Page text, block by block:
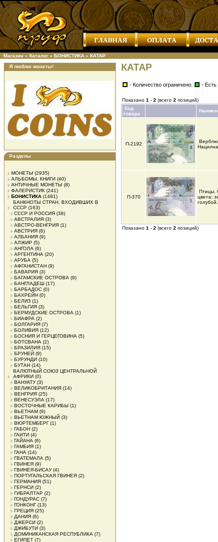
Магазин » Каталог » БОНИСТИКА » КАТАР
Я люблю монеты!
Разделы
МОНЕТЫ (2935)
АЛЬБОМЫ, КНИГИ (40)
АНТИЧНЫЕ МОНЕТЫ (8)
ФАЛЕРИСТИК (241)
БОНИСТИКА (1481)
БАНКНОТЫ СТРАН, ВХОДИВШИХ В
СССР (163)
СССР И РОССИЯ (38)
АВСТРАЛИЯ (3)
АВСТРО-ВЕНГРИЯ (1)
АВСТРИЯ (6)
АЛБАНИЯ (9)
АЛЖИР (5)
АНГОЛА (6)
АРГЕНТИНА (20)
АРУБА (5)
АФГАНИСТАН (9)
БАВАРИЯ (3)
БАГАМСКИЕ ОСТРОВА (9)
БАНГЛАДЕШ (17)
БАРБАДОС (0)
БАХРЕЙН (0)
БЕЛИЗ (1)
БЕЛЬГИЯ (3)
БЕРМУДСКИЕ ОСТРОВА (1)
БИАФРА (2)
БОЛГАРИЯ (7)
БОЛИВИЯ (12)
БОСНИЯ И ГЕРЦЕГОВИНА (5)
БОТСВАНА (2)
БРАЗИЛИЯ (15)
БРУНЕЙ (9)
БУРУНДИ (10)
БУТАН (14)
ВАЛЮТНЫЙ СОЮЗ ЦЕНТРАЛЬНОЙ
АФРИКИ (0)
ВАНУАТУ(3)
ВЕЛИКОБРИТАНИЯ (14)
ВЕНГРИЯ (25)
ВЕНЕСУЭЛА (17)
ВОСТОЧНЫЕ КАРИБЫ (1)
ВЬЕТНАМ (9)
ВЬЕТНАМ ЮЖНЫЙ (3)
ВЮРТЕМБЕРГ(1)
ГАБОН (2)
ГАИТИ (4)
ГАЙАНА (6)
ГАМБИЯ (1)
ГАНА (14)
ГВАТЕМАЛА (5)
ГВИНЕЯ (9)
ГВИНЕЯ-БИСАУ(4)
ПОРТУГАЛЬСКАЯ ГВИНЕЯ (2)
ГЕРМАНИЯ (51)
ГЕРНСИ (2)
ГИБРАЛТАР (2)
ГОНДУРАС (7)
ГОНКОНГ(13)
ГРЕЦИЯ (25)
ДАНИЯ (6)
ДЖЕРСИ (2)
ДЖИБУТИ (3)
ДОМИНИКАНСКАЯ РЕСПУБЛИКА (7)
ЕГИПЕТ (7)
КАТАР
- Количество ограничено. - Есть
Показано 1 - 2 (всего 2 позиций)
Код
товара
П-2192
П-370
Птицы.
цвета:
голубой.
Показано 1 - 2 (всего 2 позиций)